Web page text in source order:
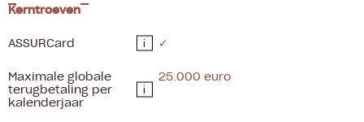
Kerntroeven
ASSURCard
i
✓
Maximale globale
terugbetaling per
kalenderjaar
i
25.000 euro